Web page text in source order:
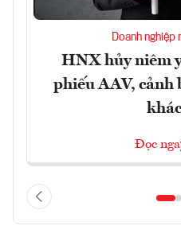
Doanh nghiệp
HNX hủy niêm
phiếu AAV, cảnh
Đọc